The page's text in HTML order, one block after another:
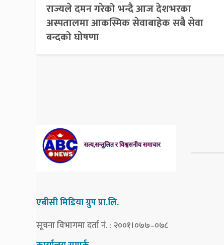
राज्यले दमन गरेको भन्दै आज देशभरका
अस्पतालमा आकस्मिक सेवाबाहेक सबै सेवा
बन्दको घोषणा
एबीसी मिडिया ग्रुप प्रा.लि.
सूचना विभागमा दर्ता नं. : २००१।०७७–०७८